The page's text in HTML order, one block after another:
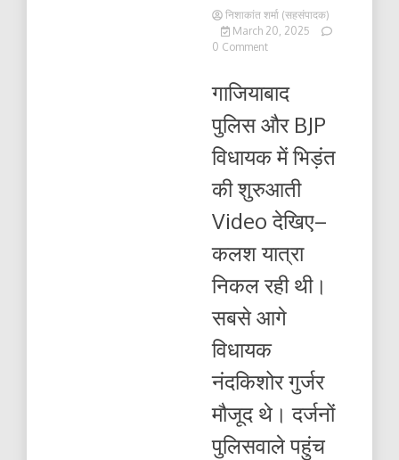
निशाकांत शर्मा (सहसंपादक)
March 20, 2025
0 Commenton
और
BJP
विधायक
भिड़ंत
गाजियाबाद
पुलिस और BJP
विधायक में भिड़ंत
की शुरुआती
Video देखिए–
कलश यात्रा
निकल रही थी।
सबसे आगे
विधायक
नंदकिशोर गुर्जर
मौजूद थे। दर्जनों
पुलिसवाले पहुंच